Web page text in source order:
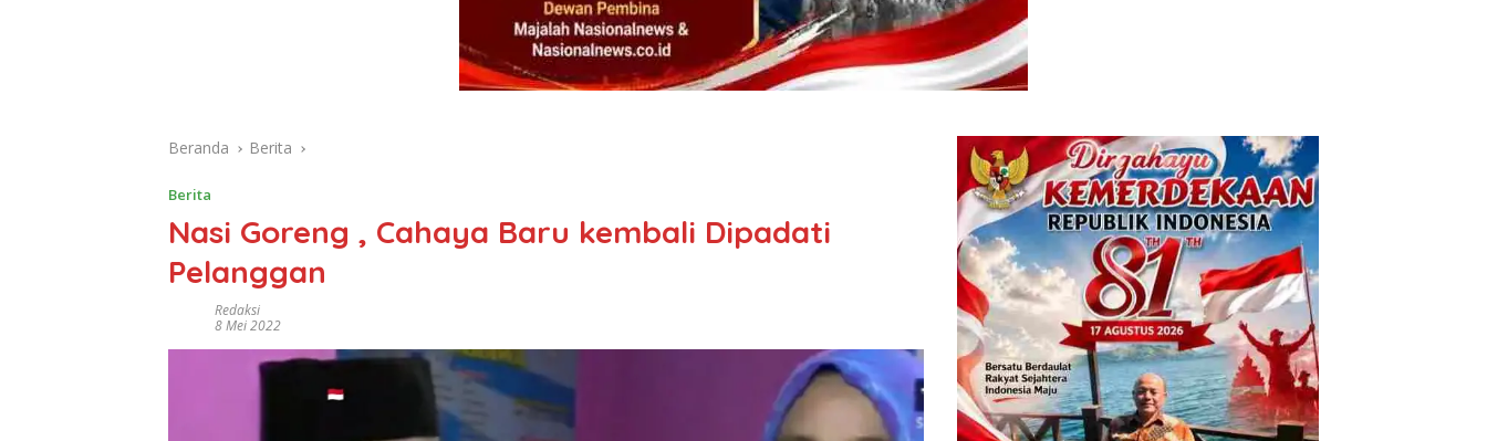
Beranda Berita
Berita
Nasi Goreng , Cahaya Baru kembali Dipadati
Pelanggan
Redaksi
8 Mei 2022